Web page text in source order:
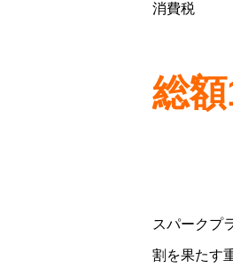
消費税
総
スパークプ
割を果たす